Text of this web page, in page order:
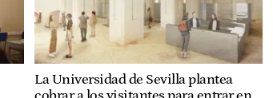
La Universidad de Sevilla plantea